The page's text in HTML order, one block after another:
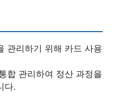
관리하기 위해 카드 사용
합 관리하여 정산 과정을
다.